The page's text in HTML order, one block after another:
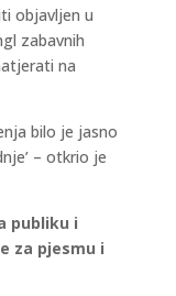
objavljen u
zabavnih
na
bilo je jasno
– otkrio je
publiku i
za pjesmu i